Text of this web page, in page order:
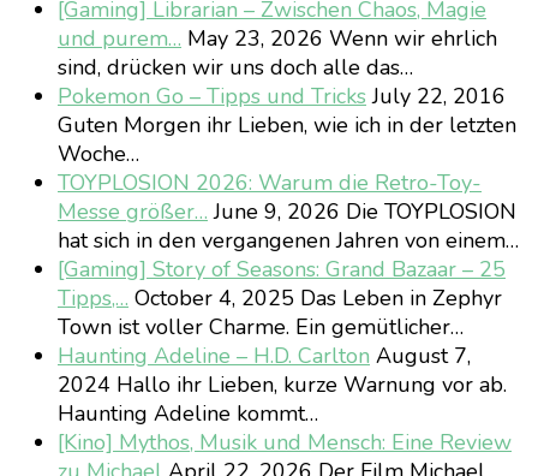
[Gaming] Librarian – Zwischen Chaos, Magie
und purem… May 23, 2026 Wenn wir ehrlich
sind, drücken wir uns doch alle das…
Pokemon Go – Tipps und TricksJuly 22, 2016
Guten Morgen ihr Lieben, wie ich in der letzten
Woche…
TOYPLOSION 2026: Warum die Retro-Toy-
Messe größer… June 9, 2026 Die TOYPLOSION
hat sich in den vergangenen Jahren von einem…
[Gaming] Story of Seasons: Grand Bazaar – 25
Tipps,… October 4, 2025 Das Leben in Zephyr
Town ist voller Charme. Ein gemütlicher…
Haunting Adeline – H.D. Carlton August 7,
2024 Hallo ihr Lieben, kurze Warnung vor ab.
Haunting Adeline kommt…
[Kino] Mythos, Musik und Mensch: Eine Review